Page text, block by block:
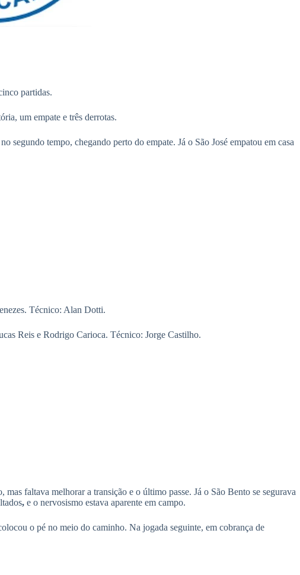
partidas.
um empate e três derrotas.
tempo, chegando perto do empate. Já o São José empatou em casa
Técnico: Alan Dotti.
Reis e Rodrigo Carioca. Técnico: Jorge Castilho.
faltava melhorar a transição e o último passe. Já o São Bento se segurava
, e o nervosismo estava aparente em campo.
o pé no meio do caminho. Na jogada seguinte, em cobrança de